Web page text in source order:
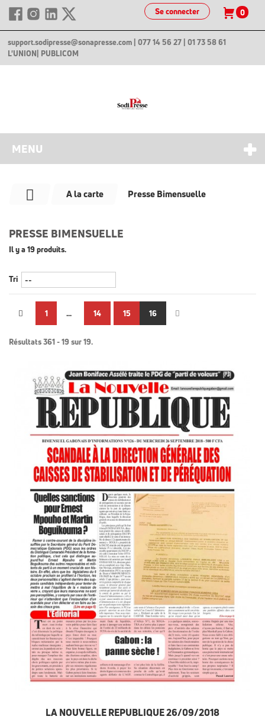
Se connecter 0
support.sodipresse@sonapresse.com | 077 14 56 27 | 01 73 58 61
L'UNION | PUBLICOM
MENU
A la carte Presse Bimensuelle
PRESSE BIMENSUELLE
Il y a 19 produits.
Tri
1 ... 14 15 16
Résultats 361 - 19 sur 19.
LA NOUVELLE REPUBLIQUE 26/09/2018